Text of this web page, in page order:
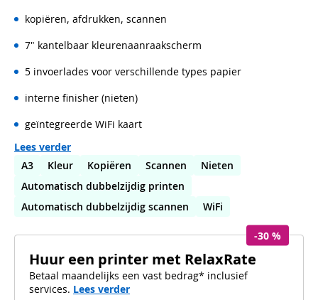
kopiëren, afdrukken, scannen
7" kantelbaar kleurenaanraakscherm
5 invoerlades voor verschillende types papier
interne finisher (nieten)
geïntegreerde WiFi kaart
Lees verder
A3
Kleur Kopiëren Scannen
Nieten
Automatisch dubbelzijdig printen
Automatisch dubbelzijdig scannen
WiFi
-30 %
Huur een printer met RelaxRate
Betaal maandelijks een vast bedrag* inclusief
services. Lees verder